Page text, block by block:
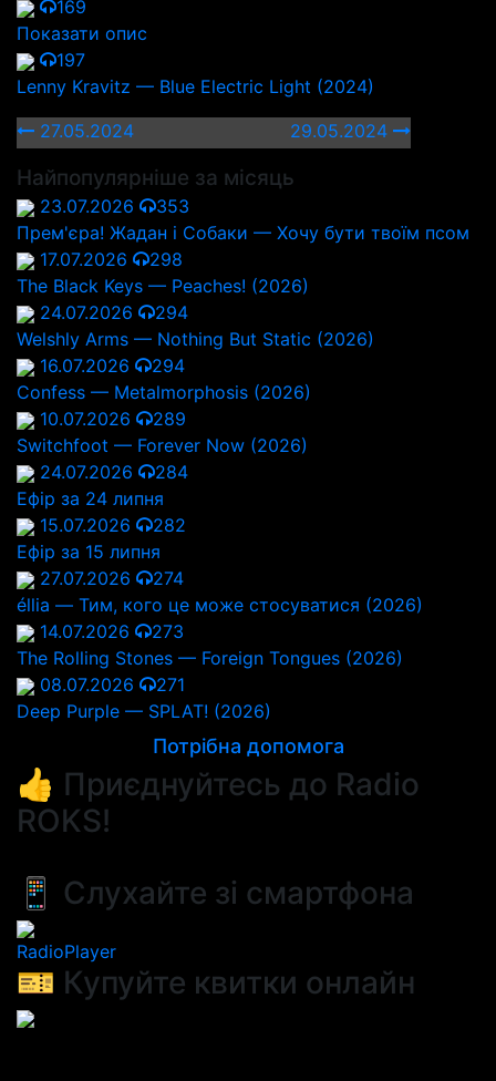
169
Показати опис
197
Lenny Kravitz — Blue Electric Light (2024)
27.05.2024
29.05.2024
Найпопулярніше за місяць
23.07.2026
353
Прем'єра! Жадан і Собаки — Хочу бути твоїм псом
17.07.2026
298
The Black Keys — Peaches! (2026)
24.07.2026
294
Welshly Arms — Nothing But Static (2026)
16.07.2026
294
Confess — Metalmorphosis (2026)
10.07.2026
289
Switchfoot — Forever Now (2026)
24.07.2026
284
Ефір за 24 липня
15.07.2026
282
Ефір за 15 липня
27.07.2026
274
éllia — Тим, кого це може стосуватися (2026)
14.07.2026
273
The Rolling Stones — Foreign Tongues (2026)
08.07.2026
271
Deep Purple — SPLAT! (2026)
Потрібна допомога
👍 Приєднуйтесь до Radio
ROKS!
📱 Слухайте зі смартфона
RadioPlayer
🎫 Купуйте квитки онлайн